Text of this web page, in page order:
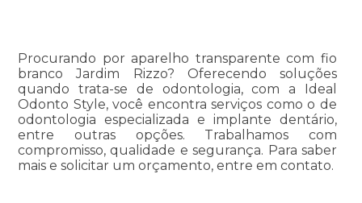
Procurando por aparelho transparente com fio
branco Jardim Rizzo? Oferecendo soluções
quando trata-se de odontologia, com a Ideal
Odonto Style, você encontra serviços como o de
odontologia especializada e implante dentário,
entre outras opções. Trabalhamos com
compromisso, qualidade e segurança. Para saber
mais e solicitar um orçamento, entre em contato.